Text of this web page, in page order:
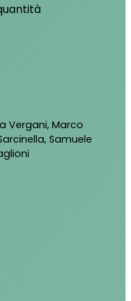
Vergani, Marco
Samuele